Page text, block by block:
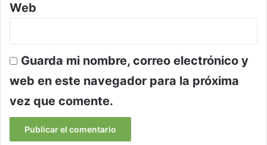
Web
Guarda mi nombre, correo electrónico y
web en este navegador para la próxima
vez que comente.